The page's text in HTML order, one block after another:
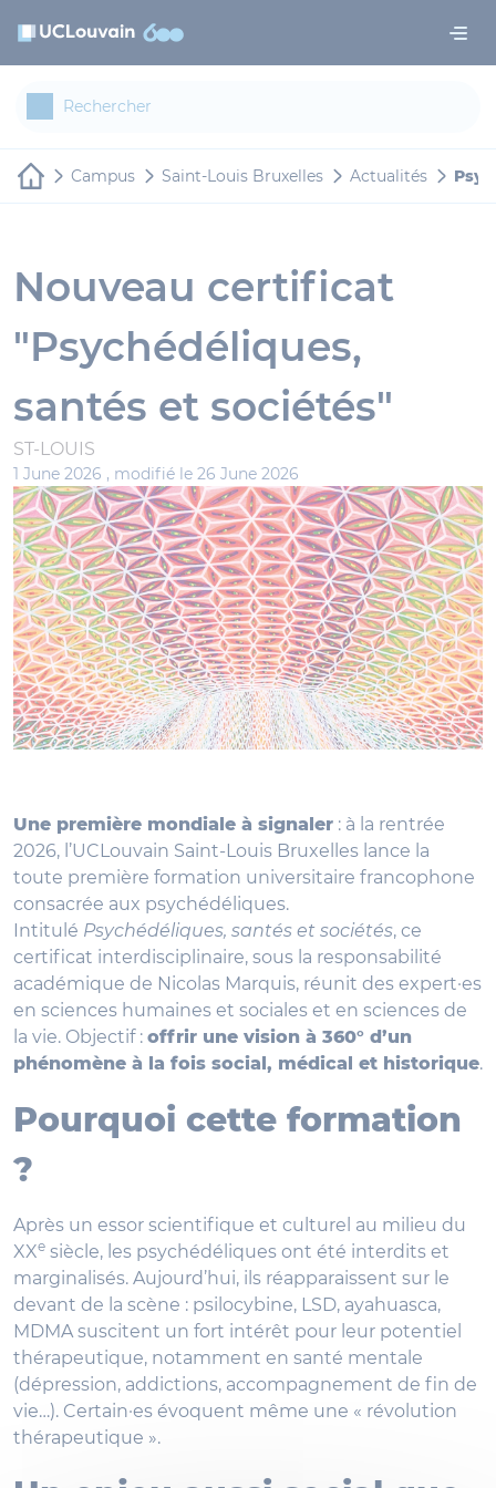
Campus Saint-Louis Bruxelles Actualités
Nouveau certificat
"Psychédéliques,
santés et sociétés"
ST-LOUIS
1 June 2026 , modifié le 26 June 2026
Une première mondiale à signaler : à la rentrée
2026, l’UCLouvain Saint-Louis Bruxelles lance la
toute première formation universitaire francophone
consacrée aux psychédéliques.
Intitulé Psychédéliques, santés et sociétés, ce
certificat interdisciplinaire, sous la responsabilité
académique de Nicolas Marquis, réunit des expert·es
en sciences humaines et sociales et en sciences de
la vie. Objectif : offrir une vision à 360° d’un
phénomène à la fois social, médical et historique.
Pourquoi cette formation
?
Après un essor scientifique et culturel au milieu du
XXe siècle, les psychédéliques ont été interdits et
marginalisés. Aujourd’hui, ils réapparaissent sur le
devant de la scène : psilocybine, LSD, ayahuasca,
MDMA suscitent un fort intérêt pour leur potentiel
thérapeutique, notamment en santé mentale
(dépression, addictions, accompagnement de fin de
vie…). Certain·es évoquent même une « révolution
thérapeutique ».